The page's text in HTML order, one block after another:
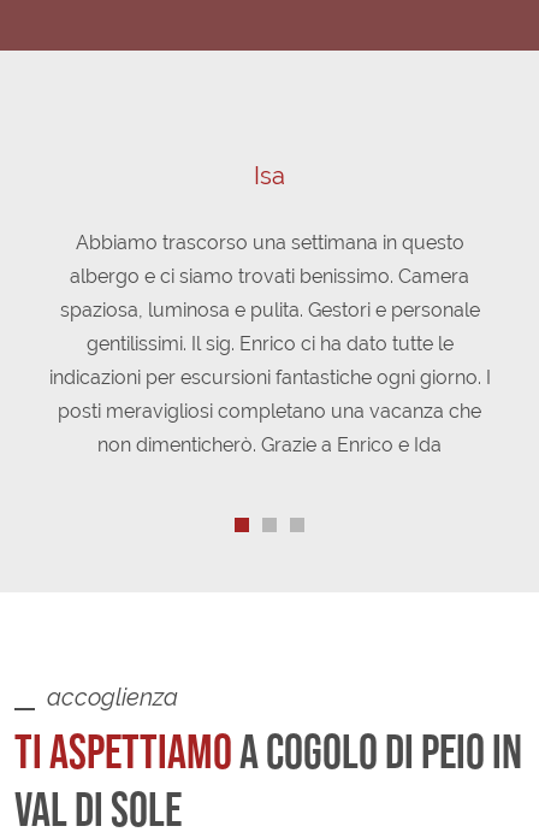
albergo e ci siamo trovati benissimo. Camera
spaziosa, luminosa e pulita. Gestori e personale
gentilissimi. Il sig. Enrico ci ha dato tutte le
indicazioni per escursioni fantastiche ogni giorno. I
posti meravigliosi completano una vacanza che
non dimenticherò. Grazie a Enrico e Ida
accoglienza
TI ASPETTIAMOA COGOLO DI PEIO IN
VAL DI SOLE